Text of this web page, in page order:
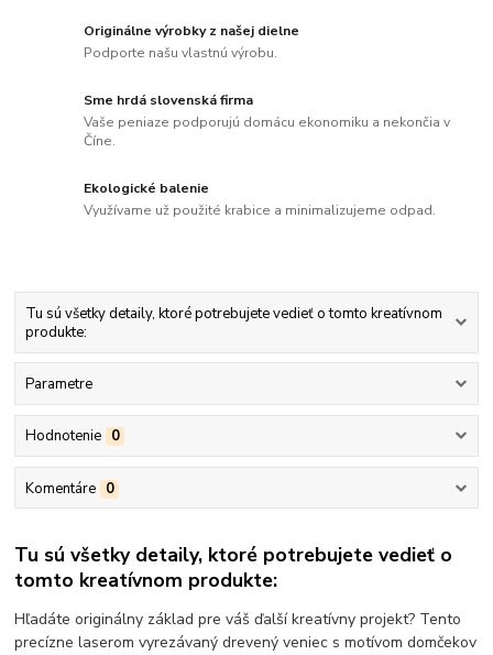
Originálne výrobky z našej dielne
Podporte našu vlastnú výrobu.
Sme hrdá slovenská firma
Vaše peniaze podporujú domácu ekonomiku a nekončia v
Číne.
Ekologické balenie
Využívame už použité krabice a minimalizujeme odpad.
Tu sú všetky detaily, ktoré potrebujete vedieť o tomto kreatívnom
produkte:
Parametre
Hodnotenie 0
Komentáre 0
Tu sú všetky detaily, ktoré potrebujete vedieť o
tomto kreatívnom produkte:
Hľadáte originálny základ pre váš ďalší kreatívny projekt? Tento
precízne laserom vyrezávaný drevený veniec s motívom domčekov